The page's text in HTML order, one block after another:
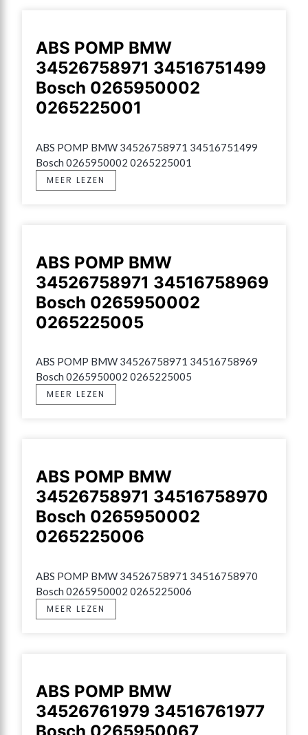
ABS POMP BMW
34526758971 34516751499
Bosch 0265950002
0265225001
ABS POMP BMW 34526758971 34516751499
Bosch 0265950002 0265225001
MEER LEZEN
ABS POMP BMW
34526758971 34516758969
Bosch 0265950002
0265225005
ABS POMP BMW 34526758971 34516758969
Bosch 0265950002 0265225005
MEER LEZEN
ABS POMP BMW
34526758971 34516758970
Bosch 0265950002
0265225006
ABS POMP BMW 34526758971 34516758970
Bosch 0265950002 0265225006
MEER LEZEN
ABS POMP BMW
34526761979 34516761977